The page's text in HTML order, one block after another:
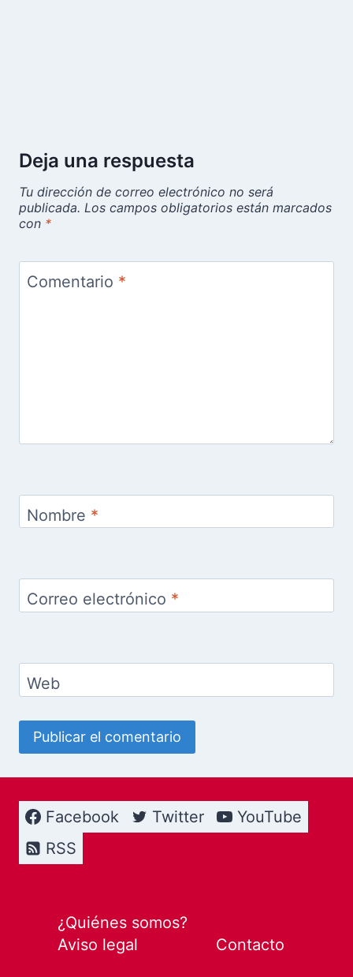
Deja una respuesta
Tu dirección de correo electrónico no será
publicada. Los campos obligatorios están marcados
con *
Comentario *
Nombre *
Correo electrónico *
Web
Facebook Twitter
YouTube
RSS
¿Quiénes somos?
Aviso legal
Contacto